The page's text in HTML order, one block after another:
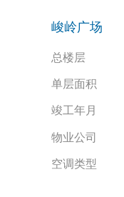
峻岭广场
总楼层
单层面积
竣工年月
物业公司
空调类型